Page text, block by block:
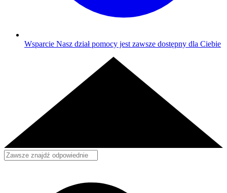
Wsparcie Nasz dział pomocy jest zawsze dostępny dla Ciebie